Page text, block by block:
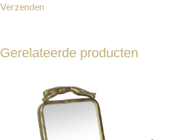
Verzenden
Gerelateerde producten